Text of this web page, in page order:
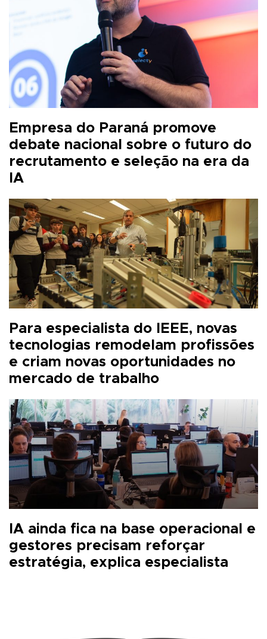
Empresa do Paraná promove
debate nacional sobre o futuro do
recrutamento e seleção na era da
IA
Para especialista do IEEE, novas
tecnologias remodelam profissões
e criam novas oportunidades no
mercado de trabalho
IA ainda fica na base operacional e
gestores precisam reforçar
estratégia, explica especialista